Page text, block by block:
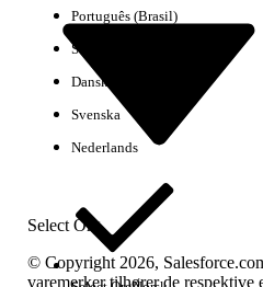
Select Org
Português (Brasil)
Suomi
Dansk
Svenska
Nederlands
© Copyright 2026,
varemerker tilhører de respektive